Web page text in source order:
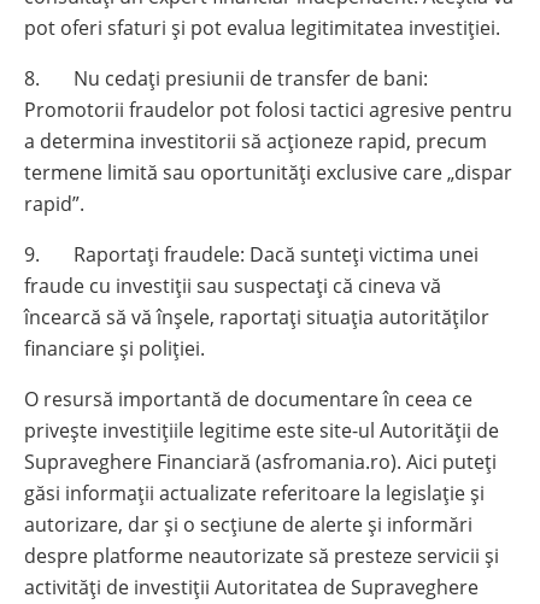
pot oferi sfaturi și pot evalua legitimitatea investiției.
8. Nu cedați presiunii de transfer de bani:
Promotorii fraudelor pot folosi tactici agresive pentru
a determina investitorii să acționeze rapid, precum
termene limită sau oportunități exclusive care „dispar
rapid”.
9. Raportați fraudele: Dacă sunteți victima unei
fraude cu investiții sau suspectați că cineva vă
încearcă să vă înșele, raportați situația autorităților
financiare și poliției.
O resursă importantă de documentare în ceea ce
privește investițiile legitime este site-ul Autorității de
Supraveghere Financiară (asfromania.ro). Aici puteți
găsi informații actualizate referitoare la legislație și
autorizare, dar și o secțiune de alerte și informări
despre platforme neautorizate să presteze servicii și
activități de investiții Autoritatea de Supraveghere